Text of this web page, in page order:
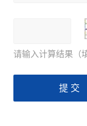
请输入计算结果（